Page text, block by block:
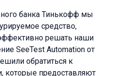
банка Тинькофф мы
средство,
решать наши
SeeTest Automation от
обратиться к
которые предоставляют